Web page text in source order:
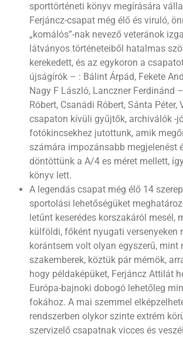
sporttörténeti könyv megírására
Ferjáncz-csapat még élő és viruló,
„komálós”-nak nevező veteránok
látványos történeteiből hatalmas
kerekedett, és az egykoron a
újságírók – : Bálint Árpád, Fekete
Nagy F László, Lanczner Ferdinánd
Róbert, Csanádi Róbert, Sánta
csapaton kívüli gyűjtők, archiválók -
fotókincsekhez jutottunk, amik
számára impozánsabb megjelenést
döntöttünk a A/4 es méret mellett,
könyv lett.
A legendás csapat még élő 14
sportolási lehetőségüket
letűnt keserédes korszakáról mesél,
külföldi, főként nyugati versenyeken
korántsem volt olyan egyszerű, mint
szakemberek, köztük pár mérnök,
hogy példaképüket, Ferjáncz Attilát
Európa-bajnoki dobogó lehetőleg
fokához. A mai szemmel
rendszerben olykor szinte extrém
szervizelő csapatnak vicces és